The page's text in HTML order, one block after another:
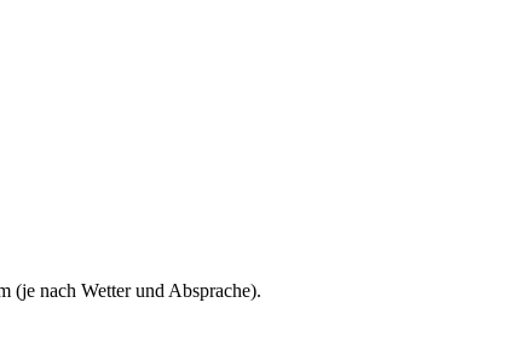
(je nach Wetter und Absprache).